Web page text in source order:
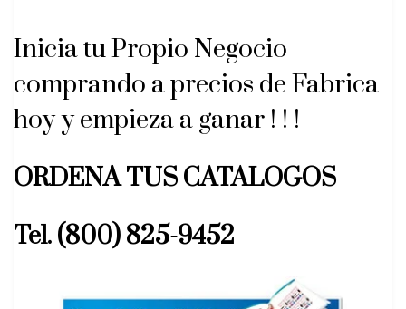
Inicia tu Propio Negocio
comprando a precios de Fabrica
hoy y empieza a ganar ! ! !
ORDENA TUS CATALOGOS
Tel. (800) 825-9452